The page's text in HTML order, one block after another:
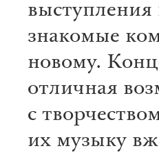
знакомые
новому.
отличная
с
их музыку